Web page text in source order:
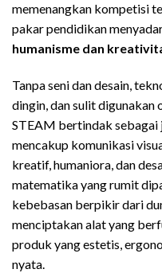
memenangkan kompetisi
pakar pendidikan
humanisme dan
Tanpa seni dan desain,
dingin, dan sulit digunakan
STEAM bertindak sebagai
mencakup komunikasi
kreatif, humaniora, dan
matematika yang rumit
kebebasan berpikir dari
menciptakan alat yang
produk yang estetis,
nyata.